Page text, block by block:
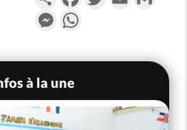
Messenger
à la une